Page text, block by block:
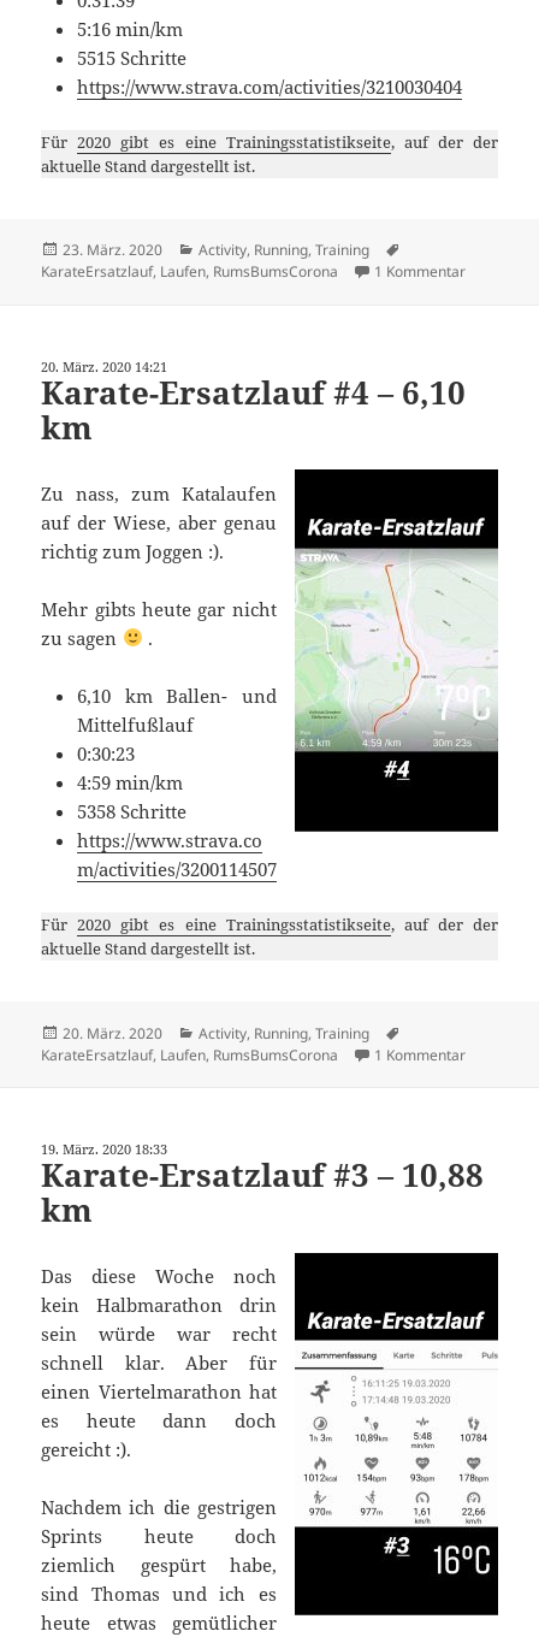
5:16 min/km
5515 Schritte
https://www.strava.com/activities/3210030404
Für2020 gibt es eine Trainingsstatistikseite, auf der der
aktuelle Stand dargestellt ist.
Veröffentlicht
am
23. März. 2020 Kategorien
Activity, Running,Training
KarateErsatzlauf, Laufen, RumsBumsCorona 1 Kommentarzu Karate-
20. März. 2020 14:21
Karate-Ersatzlauf #4 – 6,10
km
Zu nass, zum Katalaufen
auf der Wiese, aber genau
richtig zum Joggen :).
Mehr gibts heute gar nicht
zu sagen
.
6,10 km Ballen- und
Mittelfußlauf
0:30:23
4:59 min/km
5358 Schritte
https://www.strava.co
m/activities/3200114507
Für2020 gibt es eine Trainingsstatistikseite, auf der der
aktuelle Stand dargestellt ist.
Veröffentlicht
am
20. März. 2020 Kategorien
Activity, Running,Training
KarateErsatzlauf, Laufen, RumsBumsCorona 1 Kommentarzu Karate-
19. März. 2020 18:33
Karate-Ersatzlauf #3 – 10,88
km
Das diese Woche noch
kein Halbmarathon drin
sein würde war recht
schnell klar. Aber für
einen Viertelmarathon hat
es heute dann doch
gereicht :).
Nachdem ich die gestrigen
Sprints heute doch
ziemlich gespürt habe,
sind Thomas und ich es
heute etwas gemütlicher